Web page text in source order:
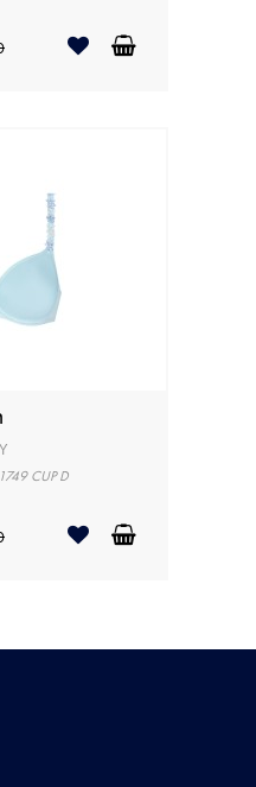
CUP D